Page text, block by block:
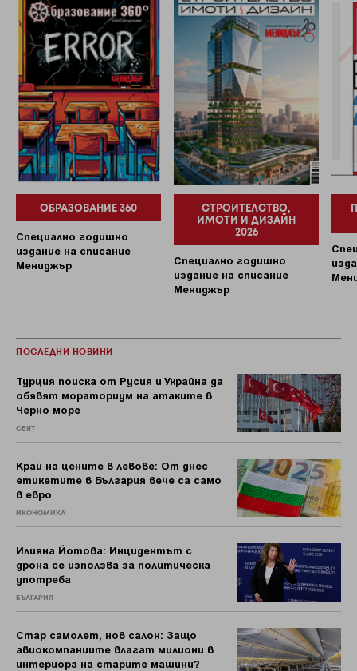
ОБРАЗОВАНИЕ 360
Специално годишно
издание на списание
Мениджър
СТРОИТЕЛСТВО,
ИМОТИ И ДИЗАЙН
2026
Специално годишно
издание на списание
Мениджър
ПОСЛЕДНИ НОВИНИ
Турция поиска от Русия и Украйна да
обявят мораториум на атаките в
Черно море
СВЯТ
Край на цените в левове: От днес
етикетите в България вече са само
в евро
ИКОНОМИКА
Илияна Йотова: Инцидентът с
дрона се използва за политическа
употреба
БЪЛГАРИЯ
Стар самолет, нов салон: Защо
авиокомпаниите влагат милиони в
интериора на старите машини?